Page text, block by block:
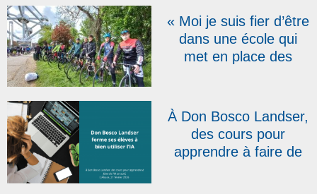
« Moi je suis fier d’être
dans une école qui
met en place des
le Don Bosco Tour qui
s’élancera le 20 avril
À Don Bosco Landser,
des cours pour
apprendre à faire de